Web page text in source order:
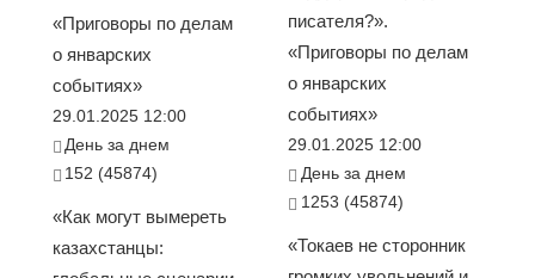
«Приговоры по делам
о январских
событиях»
29.01.2025 12:00
День за днем
152 (45874)
«Как могут вымереть
казахстанцы:
писателя?».
«Приговоры по делам
о январских
событиях»
29.01.2025 12:00
День за днем
1253 (45874)
«Токаев не сторонник